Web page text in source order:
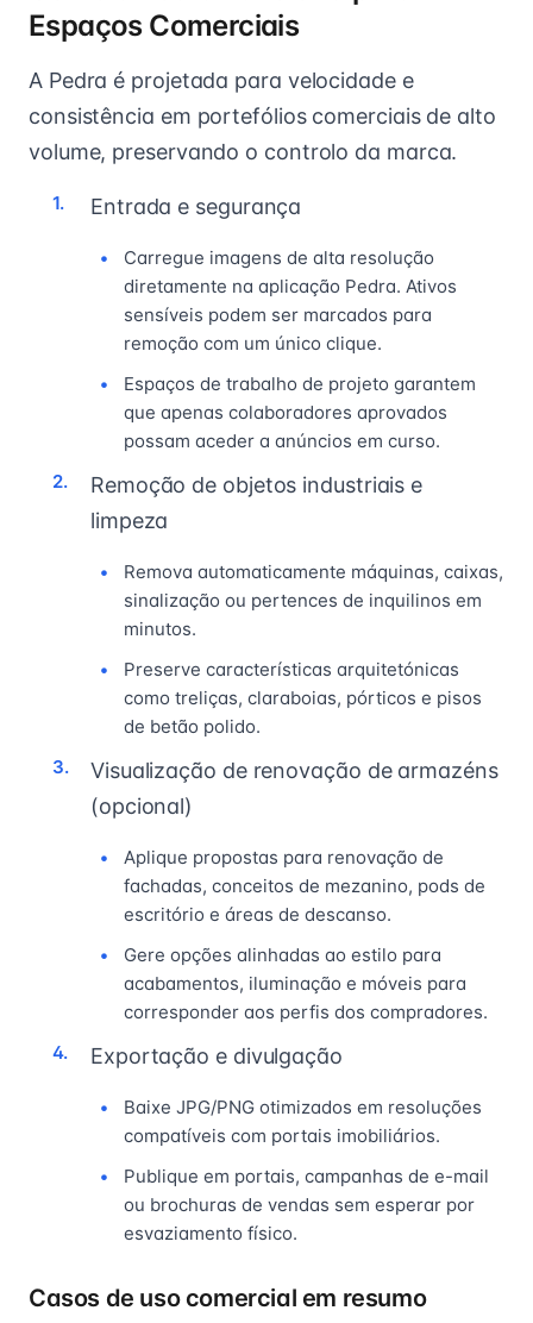
Espaços Comerciais
A Pedra é projetada para velocidade e
consistência em portefólios comerciais de alto
volume, preservando o controlo da marca.
Entrada e segurança
Carregue imagens de alta resolução
diretamente na aplicação Pedra. Ativos
sensíveis podem ser marcados para
remoção com um único clique.
Espaços de trabalho de projeto garantem
que apenas colaboradores aprovados
possam aceder a anúncios em curso.
Remoção de objetos industriais e
limpeza
Remova automaticamente máquinas, caixas,
sinalização ou pertences de inquilinos em
minutos.
Preserve características arquitetónicas
como treliças, claraboias, pórticos e pisos
de betão polido.
Visualização de renovação de armazéns
(opcional)
Aplique propostas para renovação de
fachadas, conceitos de mezanino, pods de
escritório e áreas de descanso.
Gere opções alinhadas ao estilo para
acabamentos, iluminação e móveis para
corresponder aos perfis dos compradores.
Exportação e divulgação
Baixe JPG/PNG otimizados em resoluções
compatíveis com portais imobiliários.
Publique em portais, campanhas de e-mail
ou brochuras de vendas sem esperar por
esvaziamento físico.
Casos de uso comercial em resumo